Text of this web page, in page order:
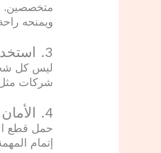
متخصصين.
ويمنحه
3. استخدام أدوات وتقنيات متخصصة
ليس كل
شركات
4. الأمان الشخصي
حمل قطع
إتمام